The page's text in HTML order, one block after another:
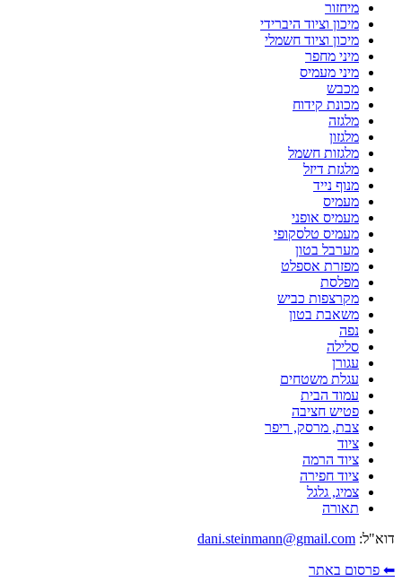
מיחזור
מיכון וציוד היברידי
מיכון וציוד חשמלי
מיני מחפר
מיני מעמיס
מכבש
מכונת קידוח
מלגזה
מלגזון
מלגזות חשמל
מלגזת דיזל
מנוף נייד
מעמיס
מעמיס אופני
מעמיס טלסקופי
מערבל בטון
מפזרת אספלט
מפלסת
מקרצפות כביש
משאבת בטון
נפה
סלילה
עגורן
עגלת משטחים
עמוד הבית
פטיש חציבה
צבת, מרסק, ריפר
ציוד
ציוד הרמה
ציוד חפירה
צמיג, גלגל
תאורה
דוא"ל: dani.steinmann@gmail.com
⬅ פרסום באתר